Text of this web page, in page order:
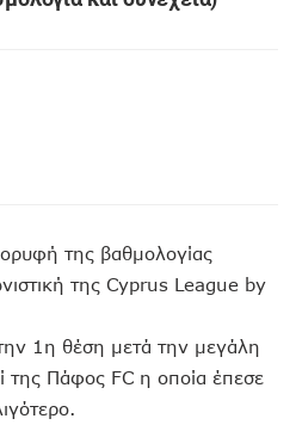
της βαθμολογίας
της Cyprus League by
1η θέση μετά την μεγάλη
της Πάφος FC η οποία έπεσε